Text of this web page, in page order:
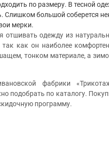
по размеру. В тесной
Слишком большой соберется
мерки.
отшивать одежду из
так как он наиболее
тонком материале, а
фабрики
подобрать по каталогу.
программу.